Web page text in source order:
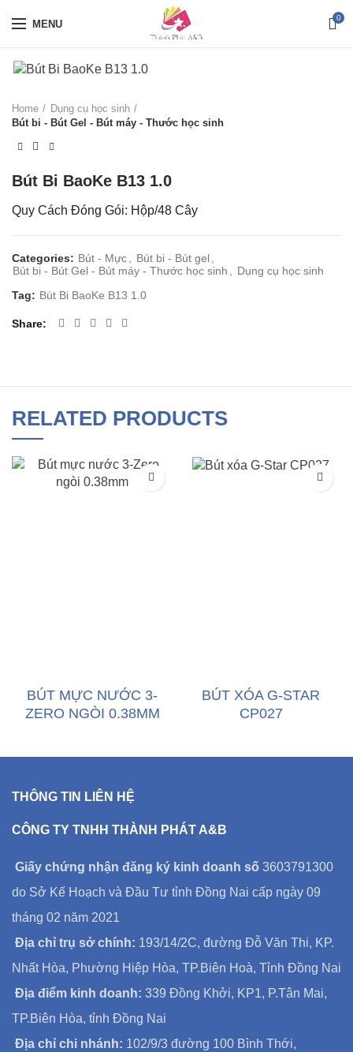
MENU 0
Home
Dụng cụ học sinh
Bút bi - Bút Gel - Bút máy - Thước học sinh
Bút Bi BaoKe B13 1.0
Quy Cách Đóng Gói: Hộp/48 Cây
Categories: Bút - Mực Bút bi - Bút gel
Bút bi - Bút Gel - Bút máy - Thước học sinh
Dụng cụ học sinh
Tag: Bút Bi BaoKe B13 1.0
Share
RELATED PRODUCTS
BÚT MỰC NƯỚC 3-
ZERO NGÒI 0.38MM
BÚT XÓA G-STAR
CP027
THÔNG TIN LIÊN HỆ
CÔNG TY TNHH THÀNH PHÁT A&B
Giấy chứng nhận đăng ký kinh doanh số 3603791300
do Sở Kế Hoạch và Đầu Tư tỉnh Đồng Nai cấp ngày 09
tháng 02 năm 2021
Địa chỉ trụ sở chính: 193/14/2C, đường Đỗ Văn Thi, KP.
Nhất Hòa, Phường Hiệp Hòa, TP.Biên Hoà, Tỉnh Đồng Nai
Địa điểm kinh doanh: 339 Đồng Khởi, KP1, P.Tân Mai,
TP.Biên Hòa, tỉnh Đồng Nai
Địa chỉ chi nhánh: 102/9/3 đường 100 Bình Thới,